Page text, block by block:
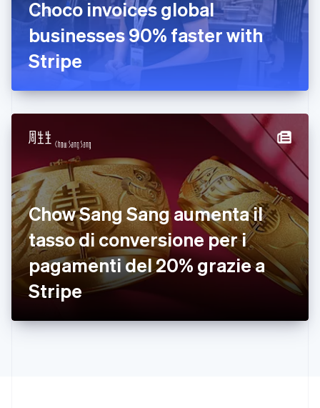
Choco invoices global
businesses 90% faster with
Stripe
Chow Sang Sang aumenta il
tasso di conversione per i
pagamenti del 20% grazie a
Stripe
English
Finlandia
Francia
Germania
日本語
Gibilterra
English
Grecia
English
India
English
Irlanda
English
Italia
ItalianoEnglish
Lettonia
English
Liechtenstein